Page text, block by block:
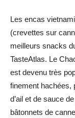
Les encas
(crevettes sur
meilleurs snacks
TasteAtlas. Le
est devenu très
finement hachées,
d’ail et de sauce
bâtonnets de